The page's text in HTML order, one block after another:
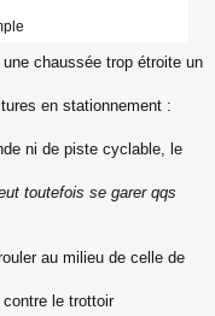
chaussée trop étroite un
en stationnement :
ni de piste cyclable, le
toutefois se garer qqs
au milieu de celle de
le trottoir